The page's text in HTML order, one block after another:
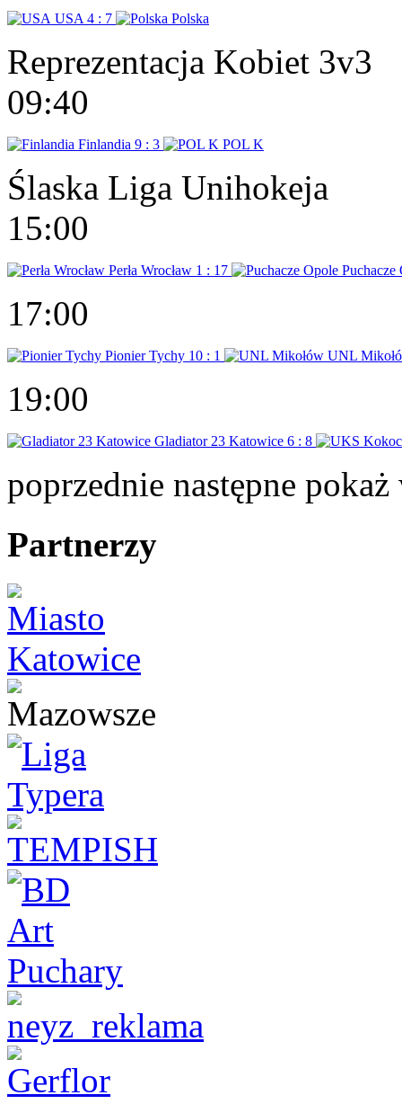
USA 4 : 7 Polska
Reprezentacja Kobiet 3v3
09:40
Finlandia 9 : 3 POL K
Ślaska Liga Unihokeja
15:00
Perła Wrocław 1 : 17 Puchacze
17:00
Pionier Tychy 10 : 1 UNL
19:00
Gladiator 23 Katowice 6 : 8
poprzednie następne pokaż
Partnerzy